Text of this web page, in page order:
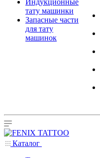
Индукционные
тату машинки
Запасные части
для тату
машинок
Каталог